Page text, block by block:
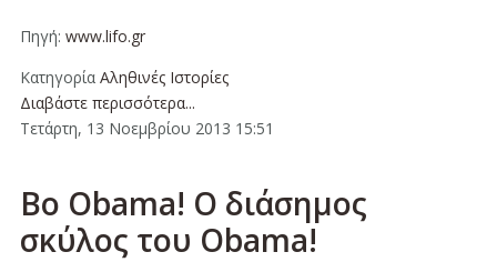
Πηγή: www.lifo.gr
Κατηγορία Αληθινές Ιστορίες
Διαβάστε περισσότερα...
Τετάρτη, 13 Νοεμβρίου 2013 15:51
Bo Obama! Ο διάσημος
σκύλος του Obama!